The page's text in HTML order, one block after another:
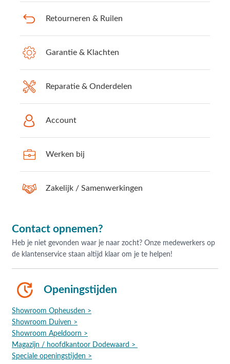
Retourneren & Ruilen
Garantie & Klachten
Reparatie & Onderdelen
Account
Werken bij
Zakelijk / Samenwerkingen
Contact opnemen?
Heb je niet gevonden waar je naar zocht? Onze medewerkers op
de klantenservice staan altijd klaar om je te helpen!
Openingstijden
Showroom Opheusden >
Showroom Duiven >
Showroom Apeldoorn >
Magazijn / hoofdkantoor Dodewaard >
Speciale openingstijden >